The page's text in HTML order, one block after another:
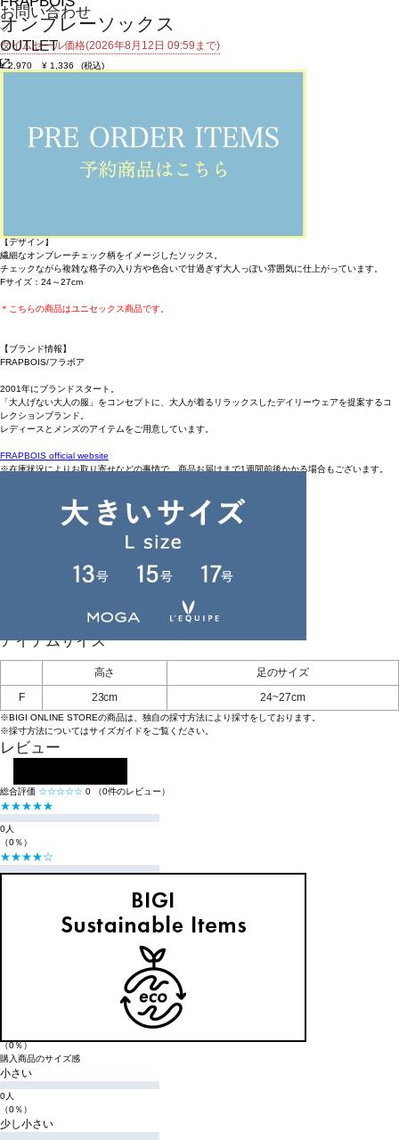
お問い合わせ
OUTLET
オンブレーソックス
タイムセール価格(2026年8月12日 09:59まで)
¥ 2,970 ¥ 1,336
(税込)
返品について
カラー・サイズを選択する
【デザイン】
繊細なオンブレーチェック柄をイメージしたソックス。
チェックながら複雑な格子の入り方や色合いで甘過ぎず大人っぽい雰囲気に仕上がっています。
Fサイズ：24～27cm
＊こちらの商品はユニセックス商品です。
【ブランド情報】
FRAPBOIS/フラボア
2001年にブランドスタート。
「大人げない大人の服」をコンセプトに、大人が着るリラックスしたデイリーウェアを提案するコ
レクションブランド。
レディースとメンズのアイテムをご用意しています。
FRAPBOIS official website
※在庫状況によりお取り寄せなどの事情で、商品お届けまで1週間前後かかる場合もございます。
ナイロン95%, ポリウレタン5%
お手入れについてはこちら
アイテムサイズ
高さ
足のサイズ
F
23cm 24~27cm
※BIGI ONLINE STOREの商品は、独自の採寸方法により採寸をしております。
※採寸方法についてはサイズガイドをご覧ください。
レビュー
総合評価 ☆☆☆☆☆ 0 （0件のレビュー）
★★★★★
0人
（0％）
★★★★☆
（0％）
購入商品のサイズ感
小さい
0人
（0％）
少し小さい